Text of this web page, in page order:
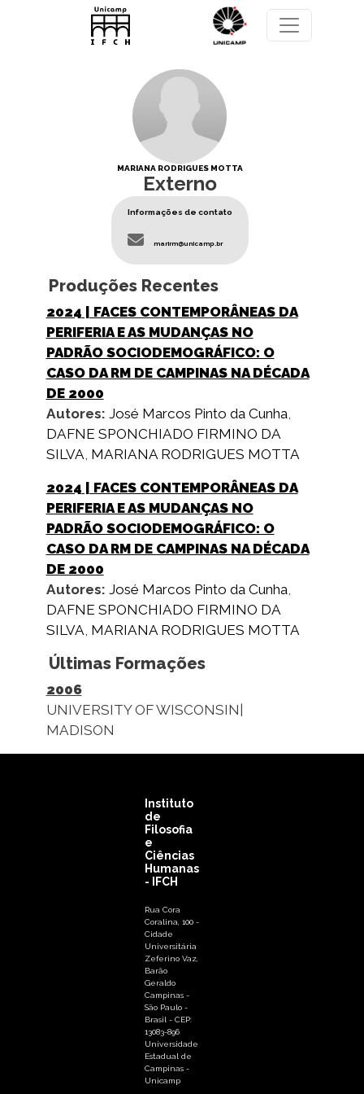
Pular para o conteúdo principal
MARIANA RODRIGUES MOTTA
Externo
Informações de contato
marirm@unicamp.br
Produções Recentes
2024 | FACES CONTEMPORÂNEAS DA
PERIFERIA E AS MUDANÇAS NO
PADRÃO SOCIODEMOGRÁFICO: O
CASO DA RM DE CAMPINAS NA DÉCADA
DE 2000
Autores: José Marcos Pinto da Cunha,
DAFNE SPONCHIADO FIRMINO DA
SILVA MARIANA RODRIGUES MOTTA
2024 | FACES CONTEMPORÂNEAS DA
PERIFERIA E AS MUDANÇAS NO
PADRÃO SOCIODEMOGRÁFICO: O
CASO DA RM DE CAMPINAS NA DÉCADA
DE 2000
Autores: José Marcos Pinto da Cunha,
DAFNE SPONCHIADO FIRMINO DA
SILVA MARIANA RODRIGUES MOTTA
Últimas Formações
2006
UNIVERSITY OF WISCONSIN|
MADISON
Instituto
de
Filosofia
e
Ciências
Humanas
- IFCH
Rua Cora
Coralina, 100 -
Cidade
Universitária
Zeferino Vaz,
Barão
Geraldo
Campinas -
São Paulo -
Brasil - CEP:
13083-896
Universidade
Estadual de
Campinas -
Unicamp